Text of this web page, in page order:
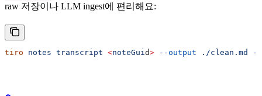
raw 저장이나 LLM ingest에 편리해요:
tiro notes transcript <noteGuid> --output ./clean.md --